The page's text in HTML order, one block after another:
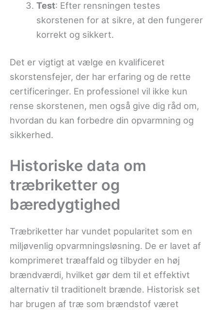
Test: Efter rensningen testes
skorstenen for at sikre, at den fungerer
korrekt og sikkert.
Det er vigtigt at vælge en kvalificeret
skorstensfejer, der har erfaring og de rette
certificeringer. En professionel vil ikke kun
rense skorstenen, men også give dig råd om,
hvordan du kan forbedre din opvarmning og
sikkerhed.
Historiske data om
træbriketter og
bæredygtighed
Træbriketter har vundet popularitet som en
miljøvenlig opvarmningsløsning. De er lavet af
komprimeret træaffald og tilbyder en høj
brændværdi, hvilket gør dem til et effektivt
alternativ til traditionelt brænde. Historisk set
har brugen af træ som brændstof været